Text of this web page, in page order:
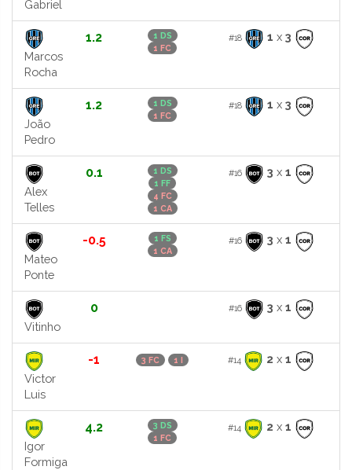
Gabriel
Marcos
Rocha
1.2
1 DS
1 FC
#18 1 x 3
João
Pedro
1.2
1 DS
1 FC
#18 1 x 3
Alex
Telles
0.1
1 DS
1 FF
4 FC
1 CA
#16 3 x 1
Mateo
Ponte
-0.5
1 FS
1 CA
#16 3 x 1
Vitinho
0 #16 3 x 1
Victor
Luis
-1 3 FC 1 I #14 2 x 1
Igor
Formiga
4.2
3 DS
1 FC
#14 2 x 1